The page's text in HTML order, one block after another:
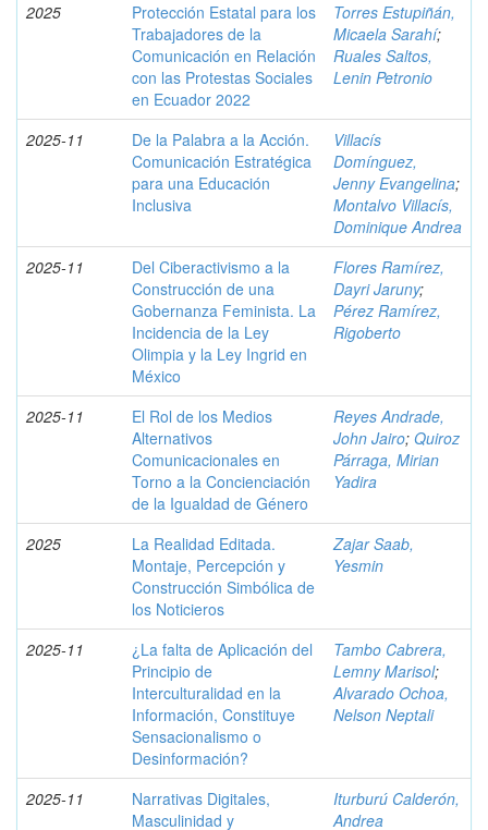
2025
Protección Estatal para los
Trabajadores de la
Comunicación en Relación
con las Protestas Sociales
en Ecuador 2022
Torres Estupiñán,
Micaela Sarahí;
Ruales Saltos,
Lenin Petronio
2025-11
De la Palabra a la Acción.
Comunicación Estratégica
para una Educación
Inclusiva
Villacís
Domínguez,
Jenny Evangelina;
Montalvo Villacís,
Dominique Andrea
2025-11
Del Ciberactivismo a la
Construcción de una
Gobernanza Feminista. La
Incidencia de la Ley
Olimpia y la Ley Ingrid en
México
Flores Ramírez,
Dayri Jaruny;
Pérez Ramírez,
Rigoberto
2025-11
El Rol de los Medios
Alternativos
Comunicacionales en
Torno a la Concienciación
de la Igualdad de Género
Reyes Andrade,
John Jairo; Quiroz
Párraga, Mirian
Yadira
2025
La Realidad Editada.
Montaje, Percepción y
Construcción Simbólica de
los Noticieros
Zajar Saab,
Yesmin
2025-11
¿La falta de Aplicación del
Principio de
Interculturalidad en la
Información, Constituye
Sensacionalismo o
Desinformación?
Tambo Cabrera,
Lemny Marisol;
Alvarado Ochoa,
Nelson Neptali
2025-11
Narrativas Digitales,
Masculinidad y
Iturburú Calderón,
Andrea